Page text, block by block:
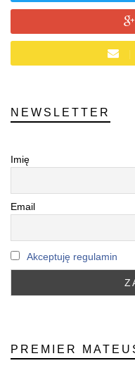
NEWSLETTER
Imię
Email
Akceptuję regulamin
PREMIER